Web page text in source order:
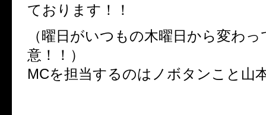
ております！！
（曜日がいつもの木曜日から変わ
意！！）
MCを担当するのはノボタンこと山